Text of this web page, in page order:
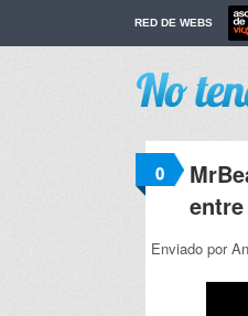
RED DE WEBS
0
Enviado por